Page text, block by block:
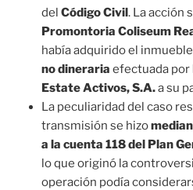
del Código Civil. La acción
Promontoria Coliseum
había adquirido el
no dineraria efectuada por
Estate Activos, S.A.a su
La peculiaridad del caso
transmisión se hizo
a la cuenta 118 del Plan
lo que originó la
operación podía